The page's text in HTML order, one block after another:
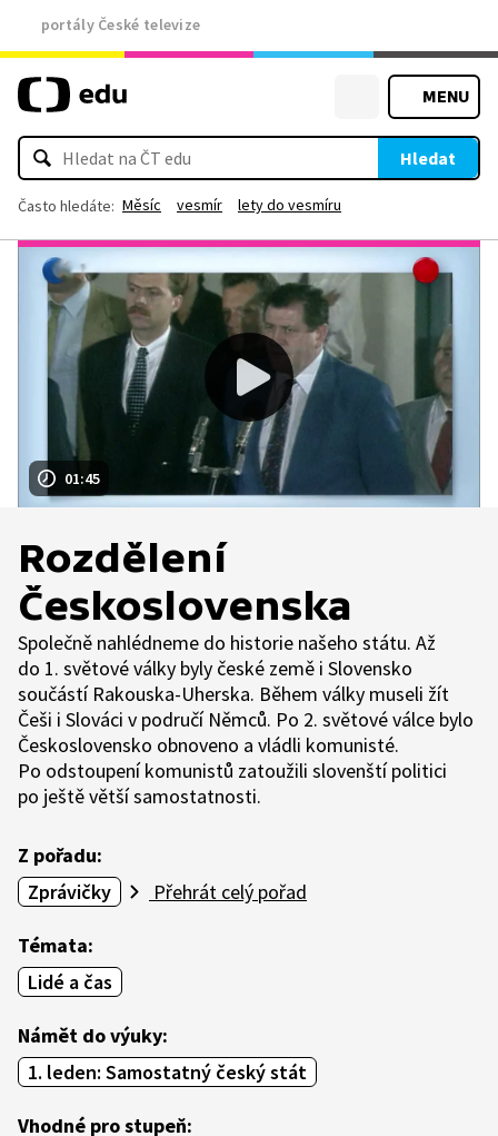
portály České televize
MENU
Hledat
Často hledáte: Měsíc vesmír lety do vesmíru
01:45
Rozdělení
Československa
Společně nahlédneme do historie našeho státu. Až
do 1. světové války byly české země i Slovensko
součástí Rakouska-Uherska. Během války museli žít
Češi i Slováci v područí Němců. Po 2. světové válce bylo
Československo obnoveno a vládli komunisté.
Po odstoupení komunistů zatoužili slovenští politici
po ještě větší samostatnosti.
Z pořadu:
Zprávičky
Přehrát celý pořad
Témata:
Lidé a čas
Námět do výuky:
1. leden: Samostatný český stát
Vhodné pro stupeň: